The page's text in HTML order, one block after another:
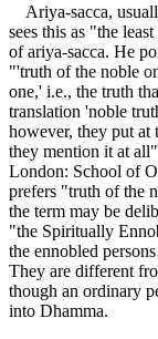
Ariya-sacca,
sees this as "the
of ariya-sacca. He
"'truth of the noble
one,' i.e., the truth
translation 'noble
however, they put
they mention it at
London: School of
prefers "truth of the
the term may be
"the Spiritually
the ennobled
They are different
though an ordinary
into Dhamma.